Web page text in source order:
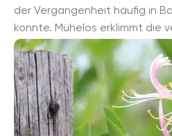
der Vergangenheit häufig in
konnte. Mühelos erklimmt die
Kletterpflanze dabei
Schuppenwände. ...